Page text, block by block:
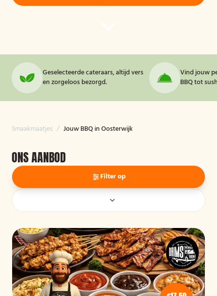
Geselecteerde cateraars, altijd vers
en zorgeloos bezorgd.
Vind jouw
BBQ tot
Smaakmaatjes / Jouw BBQ in Oosterwijk
ONS AANBOD
Filter op